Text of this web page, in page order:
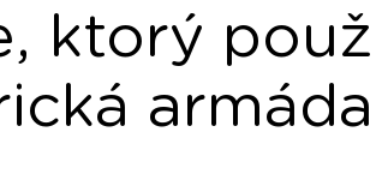
ktorý
armáda